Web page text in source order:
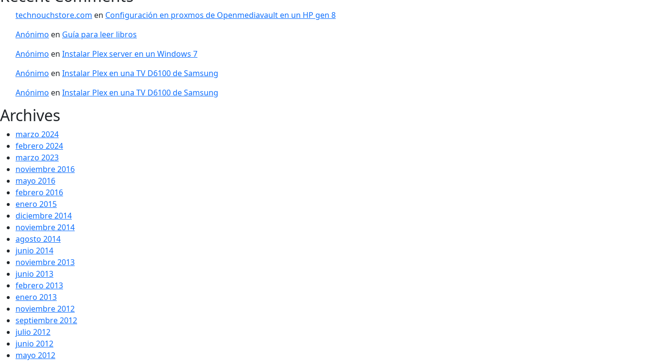
technouchstore.com en Configuración en proxmos de Openmediavault en un HP gen 8
Anónimo en Guía para leer libros
Anónimo en Instalar Plex server en un Windows 7
Anónimo en Instalar Plex en una TV D6100 de Samsung
Anónimo en Instalar Plex en una TV D6100 de Samsung
Archives
marzo 2024
febrero 2024
marzo 2023
noviembre 2016
mayo 2016
febrero 2016
enero 2015
diciembre 2014
noviembre 2014
agosto 2014
junio 2014
noviembre 2013
junio 2013
febrero 2013
enero 2013
noviembre 2012
septiembre 2012
julio 2012
junio 2012
mayo 2012